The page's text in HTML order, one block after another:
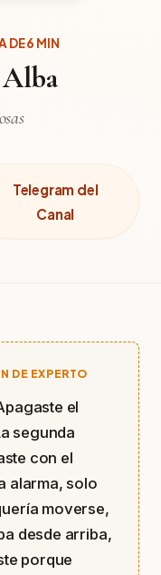
DE 6 MIN
Telegram del
Canal
DE EXPERTO
el
segunda
con el
alarma, solo
moverse,
desde arriba,
porque